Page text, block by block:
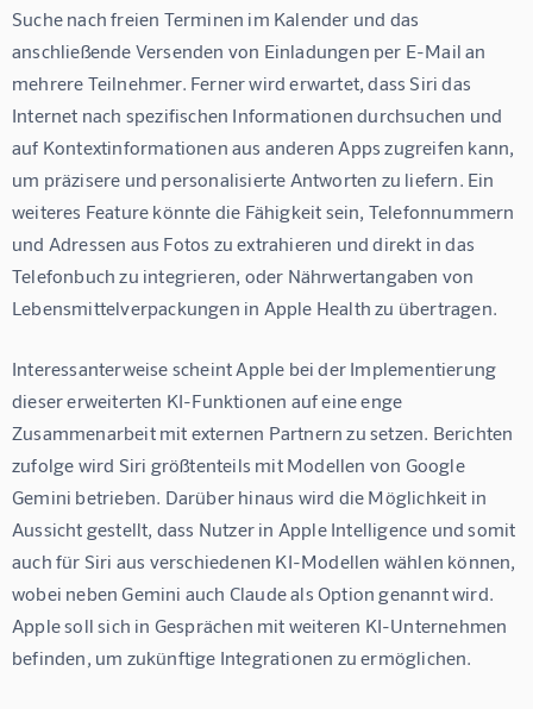
Suche nach freien Terminen im Kalender und das
anschließende Versenden von Einladungen per E-Mail an
mehrere Teilnehmer. Ferner wird erwartet, dass Siri das
Internet nach spezifischen Informationen durchsuchen und
auf Kontextinformationen aus anderen Apps zugreifen kann,
um präzisere und personalisierte Antworten zu liefern. Ein
weiteres Feature könnte die Fähigkeit sein, Telefonnummern
und Adressen aus Fotos zu extrahieren und direkt in das
Telefonbuch zu integrieren, oder Nährwertangaben von
Lebensmittelverpackungen in Apple Health zu übertragen.
Interessanterweise scheint Apple bei der Implementierung
dieser erweiterten KI-Funktionen auf eine enge
Zusammenarbeit mit externen Partnern zu setzen. Berichten
zufolge wird Siri größtenteils mit Modellen von Google
Gemini betrieben. Darüber hinaus wird die Möglichkeit in
Aussicht gestellt, dass Nutzer in Apple Intelligence und somit
auch für Siri aus verschiedenen KI-Modellen wählen können,
wobei neben Gemini auch Claude als Option genannt wird.
Apple soll sich in Gesprächen mit weiteren KI-Unternehmen
befinden, um zukünftige Integrationen zu ermöglichen.